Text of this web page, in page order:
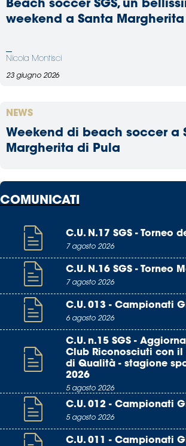
Beach soccer SGS, un
weekend a Santa Margherita
Nicola Montisci
23 giugno 2026
NEWS
Weekend di beach soccer a
Margherita di Pula
COMUNICATI
C.U. N.17 SGS - Torneo
7 agosto 2026
C.U. N.16 SGS - Torneo
7 agosto 2026
C.U. 013 - Campionati
6 agosto 2026
C.U. n.15 SGS -
Club Riconosciuti con il
di Qualità - stagione
2026
5 agosto 2026
C.U. 012 - Campionati
5 agosto 2026
C.U. 011 - Campionati